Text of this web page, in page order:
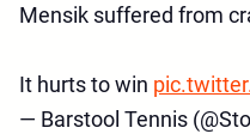
Mensik suffered from
It hurts to win
— Barstool Tennis